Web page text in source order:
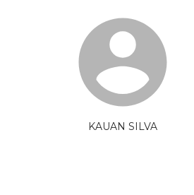
KAUAN SILVA